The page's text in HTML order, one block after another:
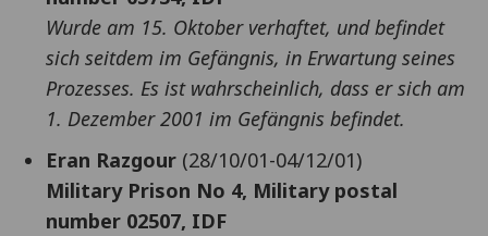
Wurde am 15. Oktober verhaftet, und befindet
sich seitdem im Gefängnis, in Erwartung seines
Prozesses. Es ist wahrscheinlich, dass er sich am
1. Dezember 2001 im Gefängnis befindet.
Eran Razgour (28/10/01-04/12/01)
Military Prison No 4, Military postal
number 02507, IDF